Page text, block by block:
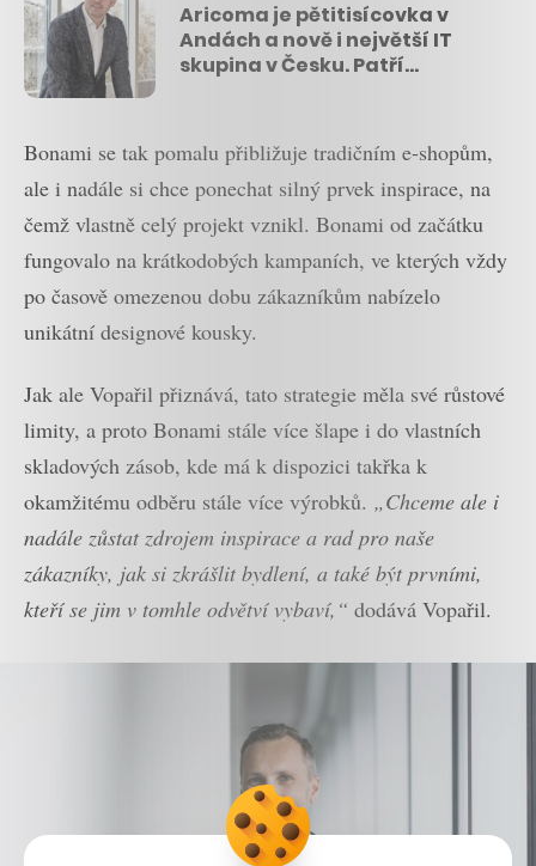
Aricoma je pětitisícovka v
Andách a nově i největší IT
skupina v Česku. Patří
Bonami se tak pomalu přibližuje tradičním e-shopům,
ale i nadále si chce ponechat silný prvek inspirace, na
čemž vlastně celý projekt vznikl. Bonami od začátku
fungovalo na krátkodobých kampaních, ve kterých vždy
po časově omezenou dobu zákazníkům nabízelo
unikátní designové kousky.
Jak ale Vopařil přiznává, tato strategie měla své růstové
limity, a proto Bonami stále více šlape i do vlastních
skladových zásob, kde má k dispozici takřka k
okamžitému odběru stále více výrobků. „Chceme ale i
nadále zůstat zdrojem inspirace a rad pro naše
zákazníky, jak si zkrášlit bydlení, a také být prvními,
kteří se jim v tomhle odvětví vybaví,“ dodává Vopařil.